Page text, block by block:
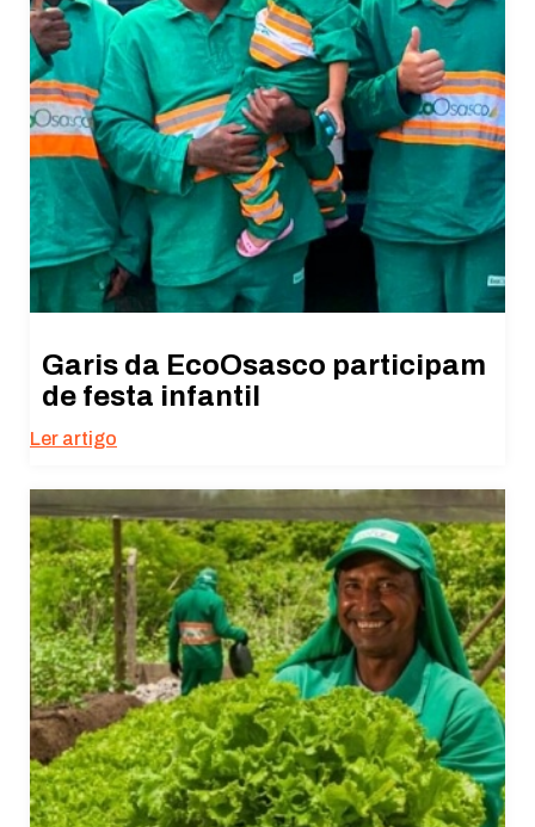
Garis da EcoOsasco participam
de festa infantil
Ler artigo